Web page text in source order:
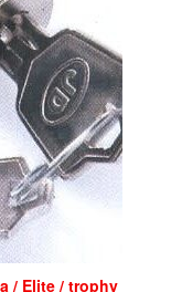
/ Elite / trophy